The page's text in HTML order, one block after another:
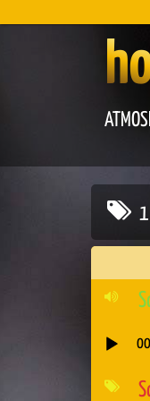
Audio-
Player